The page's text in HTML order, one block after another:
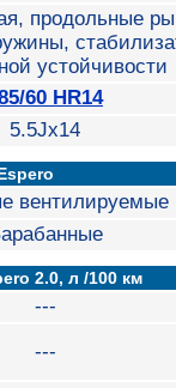
продольные
устойчивости
60 HR14
5.5Jx14
вентилируемые
2.0, л /100 км
---
---